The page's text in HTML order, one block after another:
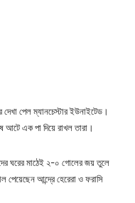
দেখা পেল ম্যানচেস্টার ইউনাইটেড।
আটে এক পা দিয়ে রাখল তারা।
ঘরের মাঠেই ২-০ গোলের জয় তুলে
আন্দ্রে হেরেরা ও ফরাসি